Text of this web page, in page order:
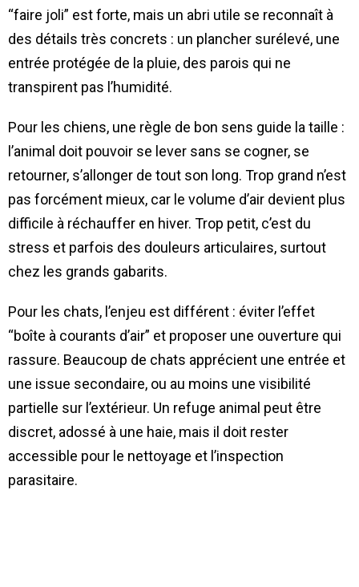
“faire joli” est forte, mais un abri utile se reconnaît à
des détails très concrets : un plancher surélevé, une
entrée protégée de la pluie, des parois qui ne
transpirent pas l’humidité.
Pour les chiens, une règle de bon sens guide la taille :
l’animal doit pouvoir se lever sans se cogner, se
retourner, s’allonger de tout son long. Trop grand n’est
pas forcément mieux, car le volume d’air devient plus
difficile à réchauffer en hiver. Trop petit, c’est du
stress et parfois des douleurs articulaires, surtout
chez les grands gabarits.
Pour les chats, l’enjeu est différent : éviter l’effet
“boîte à courants d’air” et proposer une ouverture qui
rassure. Beaucoup de chats apprécient une entrée et
une issue secondaire, ou au moins une visibilité
partielle sur l’extérieur. Un refuge animal peut être
discret, adossé à une haie, mais il doit rester
accessible pour le nettoyage et l’inspection
parasitaire.